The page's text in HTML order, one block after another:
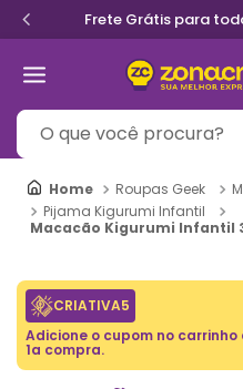
Frete Grátis para
O que você procura?
Roupas Geek
Pijama Kigurumi Infantil
Macacão Kigurumi Infantil
CRIATIVA5
Adicione o cupom no
1a compra.